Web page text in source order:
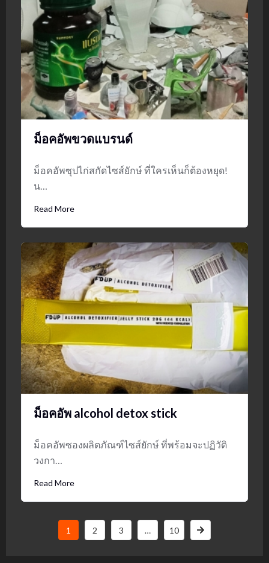
ม็อคอัพขวดแบรนด์
ม็อคอัพซุปไก่สกัดไซส์ยักษ์ ที่ใครเห็นก็ต้องหยุด!
น…
Read More
ม็อคอัพ alcohol detox stick
ม็อคอัพซองผลิตภัณฑ์ไซส์ยักษ์ ที่พร้อมจะปฏิวัติ
วงกา…
Read More
1 2 3 … 10